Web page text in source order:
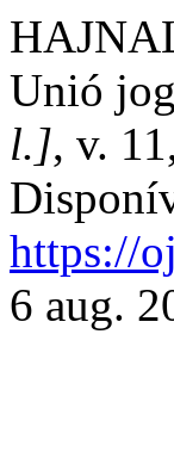
Unió
l.], v.
https://
6 aug.